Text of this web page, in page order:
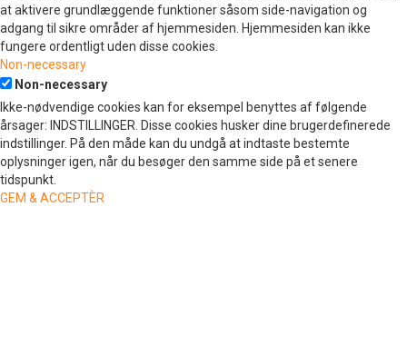
at aktivere grundlæggende funktioner såsom side-navigation og
adgang til sikre områder af hjemmesiden. Hjemmesiden kan ikke
fungere ordentligt uden disse cookies.
Non-necessary
Non-necessary
Ikke-nødvendige cookies kan for eksempel benyttes af følgende
årsager: INDSTILLINGER. Disse cookies husker dine brugerdefinerede
indstillinger. På den måde kan du undgå at indtaste bestemte
oplysninger igen, når du besøger den samme side på et senere
tidspunkt.
GEM & ACCEPTÈR